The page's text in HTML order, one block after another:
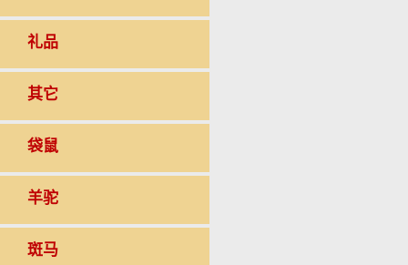
礼品
其它
袋鼠
羊驼
斑马